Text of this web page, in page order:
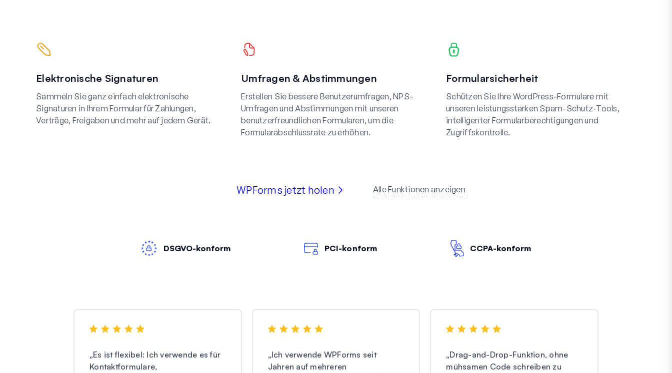
Elektronische Signaturen
Sammeln Sie ganz einfach elektronische
Signaturen in Ihrem Formular für Zahlungen,
Verträge, Freigaben und mehr auf jedem Gerät.
Umfragen & Abstimmungen
Erstellen Sie bessere Benutzerumfragen, NPS-
Umfragen und Abstimmungen mit unseren
benutzerfreundlichen Formularen, um die
Formularabschlussrate zu erhöhen.
Formularsicherheit
Schützen Sie Ihre WordPress-Formulare mit
unseren leistungsstarken Spam-Schutz-Tools,
intelligenter Formularberechtigungen und
Zugriffskontrolle.
WPForms jetzt holen Alle Funktionen anzeigen
DSGVO-konform PCI-konform CCPA-konform
„Es ist flexibel: Ich verwende es für
Kontaktformulare,
„Ich verwende WPForms seit
Jahren auf mehreren
„Drag-and-Drop-Funktion, ohne
mühsamen Code schreiben zu